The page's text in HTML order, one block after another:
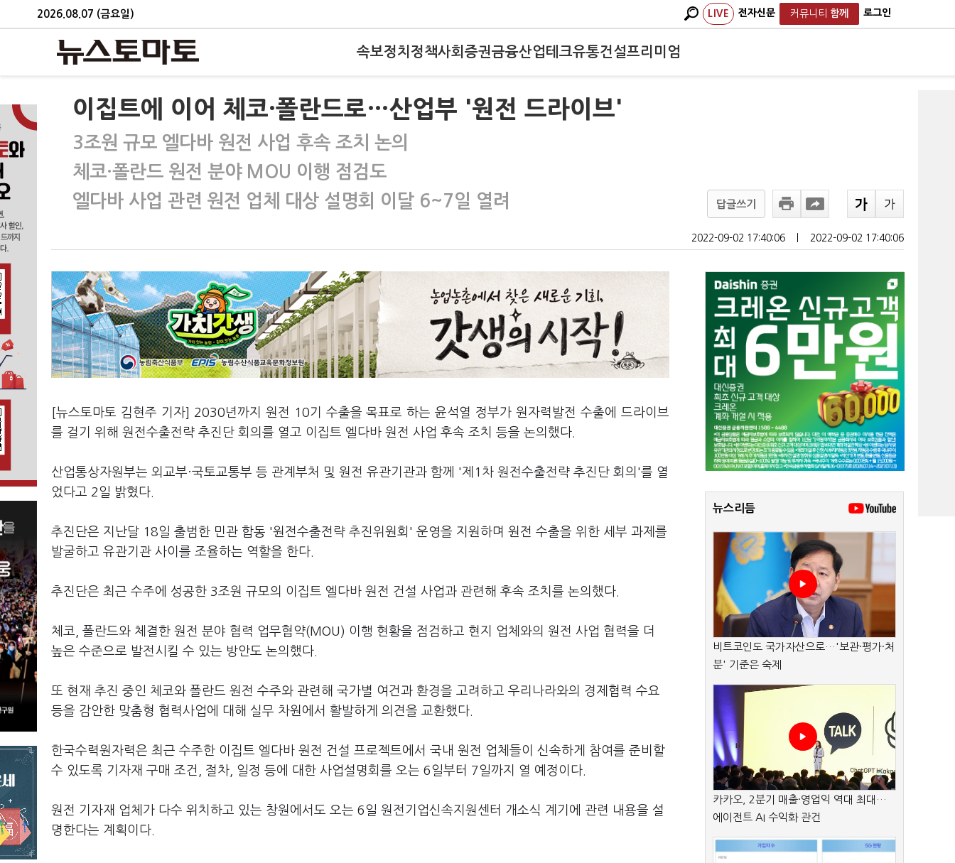
2026.08.07 (금요일) LIVE 전자신문 커뮤니티 함께 로그인
속보정치 정책사회 증권금융산업테크유통건설프리미엄
이집트에 이어 체코·폴란드로…산업부 '원전 드라이브'
3조원 규모 엘다바 원전 사업 후속 조치 논의
체코·폴란드 원전 분야 MOU 이행 점검도
엘다바 사업 관련 원전 업체 대상 설명회 이달 6~7일 열려
답글쓰기
2022-09-02 17:40:06 2022-09-02 17:40:06
[뉴스토마토 김현주 기자] 2030년까지 원전 10기 수출을 목표로 하는 윤석열 정부가 원자력발전 수출에 드라이브
를 걸기 위해 원전수출전략 추진단 회의를 열고 이집트 엘다바 원전 사업 후속 조치 등을 논의했다.
산업통상자원부는 외교부·국토교통부 등 관계부처 및 원전 유관기관과 함께 '제1차 원전수출전략 추진단 회의'를 열
었다고 2일 밝혔다.
추진단은 지난달 18일 출범한 민관 합동 '원전수출전략 추진위원회' 운영을 지원하며 원전 수출을 위한 세부 과제를
발굴하고 유관기관 사이를 조율하는 역할을 한다.
추진단은 최근 수주에 성공한 3조원 규모의 이집트 엘다바 원전 건설 사업과 관련해 후속 조치를 논의했다.
체코, 폴란드와 체결한 원전 분야 협력 업무협약(MOU) 이행 현황을 점검하고 현지 업체와의 원전 사업 협력을 더
높은 수준으로 발전시킬 수 있는 방안도 논의했다.
또 현재 추진 중인 체코와 폴란드 원전 수주와 관련해 국가별 여건과 환경을 고려하고 우리나라와의 경제협력 수요
등을 감안한 맞춤형 협력사업에 대해 실무 차원에서 활발하게 의견을 교환했다.
한국수력원자력은 최근 수주한 이집트 엘다바 원전 건설 프로젝트에서 국내 원전 업체들이 신속하게 참여를 준비할
수 있도록 기자재 구매 조건, 절차, 일정 등에 대한 사업설명회를 오는 6일부터 7일까지 열 예정이다.
원전 기자재 업체가 다수 위치하고 있는 창원에서도 오는 6일 원전기업신속지원센터 개소식 계기에 관련 내용을 설
명한다는 계획이다.
뉴스리듬
비트코인도 국가자산으로…'보관·평가·처
분' 기준은 숙제
카카오, 2분기 매출·영업익 역대 최대…
에이전트 AI 수익화 관건